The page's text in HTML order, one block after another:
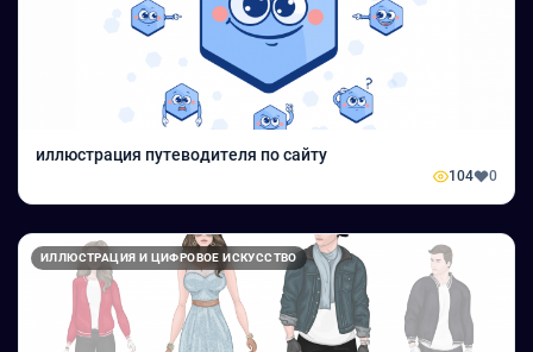
иллюстрация путеводителя по сайту
104 0
ИЛЛЮСТРАЦИЯ И ЦИФРОВОЕ ИСКУССТВО